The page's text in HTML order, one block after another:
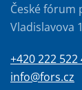
České fórum
Vladislavova
+420 222 522
info@fors.cz